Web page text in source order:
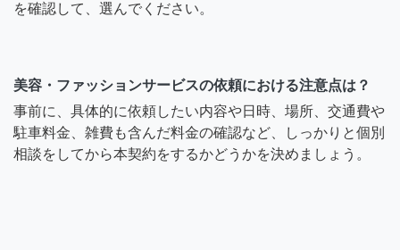
を確認して、選んでください。
美容・ファッションサービスの依頼における注意点は？
事前に、具体的に依頼したい内容や日時、場所、交通費や
駐車料金、雑費も含んだ料金の確認など、しっかりと個別
相談をしてから本契約をするかどうかを決めましょう。